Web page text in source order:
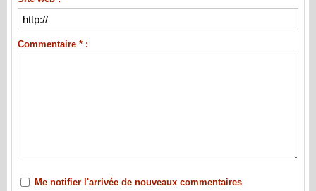
Commentaire * :
Me notifier l'arrivée de nouveaux commentaires